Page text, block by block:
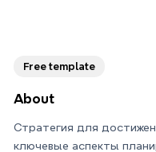
Free template
About
Стратегия для
ключевые аспекты